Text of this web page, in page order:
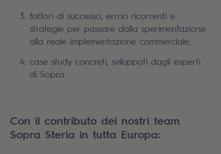
fattori di successo, errori ricorrenti e
strategie per passare dalla sperimentazione
alla reale implementazione commerciale;
case study concreti, sviluppati dagli esperti
di Sopra.
Con il contributo dei nostri team
Sopra Steria in tutta Europa: